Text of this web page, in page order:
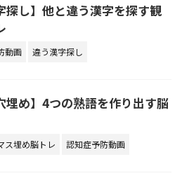
探し】他と違う漢字を探す観
動画 違う漢字探し
埋め】4つの熟語を作り出す脳
ス埋め脳トレ 認知症予防動画